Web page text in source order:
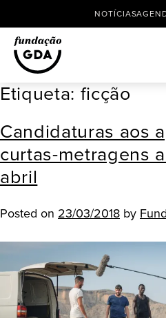
Skip
content
NOTÍCIAS
Etiqueta: ficção
Candidaturas aos
curtas-metragens
abril
Posted on 23/03/2018 by